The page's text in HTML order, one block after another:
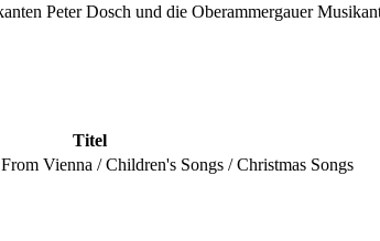
Peter Dosch und die Oberammergauer
Titel
Vienna / Children's Songs / Christmas Songs